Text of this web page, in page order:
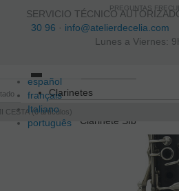
SERVICIO TÉCNICO
30 96 · info@atelierdecelia.com
Lunes a Viernes:
español
français
Italiano
português
CESTA 0artículos
Toggle
navigation
Clarinetes
Clarinete SIb
PREGUNTAS